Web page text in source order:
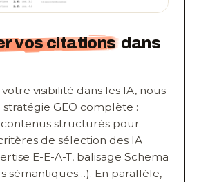
vos citationsdans
visibilité dans les IA, nous
GEO complète :
structurés pour
de sélection des IA
E-E-A-T, balisage Schema
sémantiques…). En parallèle,